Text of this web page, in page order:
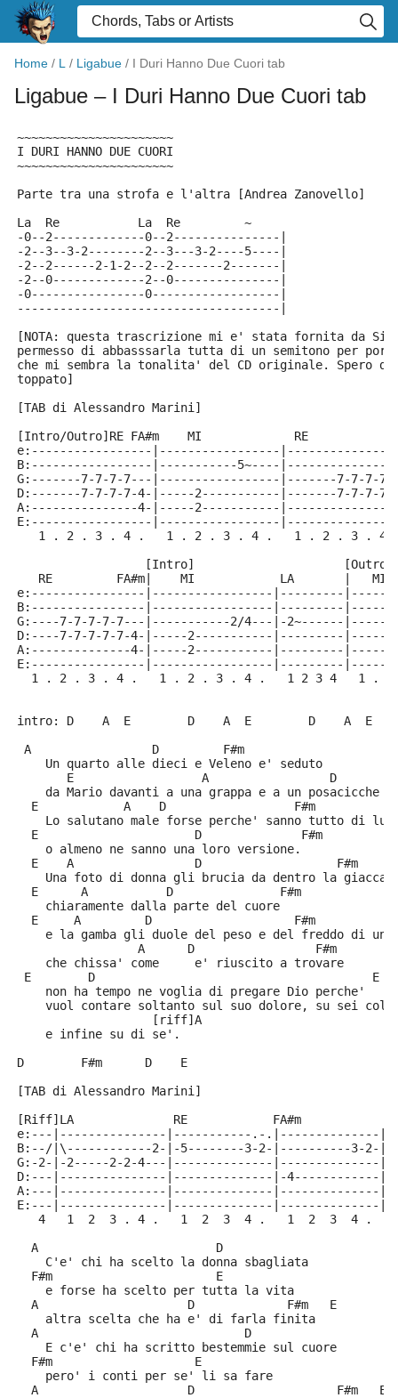
Home / L / Ligabue / I Duri Hanno Due Cuori tab
Ligabue – I Duri Hanno Due Cuori tab
~~~~~~~~~~~~~~~~~~~~~~
I DURI HANNO DUE CUORI
~~~~~~~~~~~~~~~~~~~~~~
Parte tra una strofa e l'altra [Andrea Zanovello]
La  Re           La  Re         ~
-0--2-------------0--2---------------|
-2--3--3-2--------2--3---3-2----5----|
-2--2------2-1-2--2--2-------2-------|
-2--0-------------2--0---------------|
-0----------------0------------------|
-------------------------------------|
[NOTA: questa trascrizione mi e' stata fornita da
permesso di abbasssarla tutta di un semitono per
che mi sembra la tonalita' del CD originale. Spero di
toppato]
[TAB di Alessandro Marini]
[Intro/Outro]RE FA#m    MI             RE
e:-----------------|-----------------
B:-----------------|-----------5~----
G:-------7-7-7-7---|-----------------|-------7-7-7-
D:-------7-7-7-7-4-|-----2-----------|-------7-7-7-
A:---------------4-|-----2-----------
E:-----------------|-----------------
1 . 2 . 3 . 4 .   1 . 2 . 3 . 4 .   1 . 2 . 3 . 4
                  [Intro]                     [Outro]
RE         FA#m|    MI            LA       |   MI
e:----------------|-----------------|---------
B:----------------|-----------------|---------
G:----7-7-7-7-7---|-----------2/4---|-2~------
D:----7-7-7-7-7-4-|-----2-----------|---------
A:--------------4-|-----2-----------|---------|-----
E:----------------|-----------------|---------
1 . 2 . 3 . 4 .   1 . 2 . 3 . 4 .   1 2 3 4   1 .
intro: D    A  E        D    A  E        D    A  E
A                 D         F#m
    Un quarto alle dieci e Veleno e' seduto
E                  A                 D
da Mario davanti a una grappa e a un posacicche
  E            A    D                  F#m
    Lo salutano male forse perche' sanno tutto di lui
  E                      D              F#m
    o almeno ne sanno una loro versione.
  E    A                 D                   F#m
    Una foto di donna gli brucia da dentro la giacca
  E      A           D               F#m
    chiaramente dalla parte del cuore
E     A         D                    F#m
e la gamba gli duole del peso e del freddo di un
                 A      D                 F#m
    che chissa' come     e' riuscito a trovare
E        D                                       E
    non ha tempo ne voglia di pregare Dio perche'
vuol contare soltanto sul suo dolore, su sei
                   [riff]A
    e infine su di se'.
D        F#m      D    E
[TAB di Alessandro Marini]
[Riff]LA              RE            FA#m
e:---|---------------|-----------.-.|--------------|-
B:--/|\------------2-|-5--------3-2-|----------3-2-
G:-2-|-2-----2-2-4---|--------------|--------------
D:---|---------------|--------------|-4------------
A:---|---------------|--------------|--------------
E:---|---------------|--------------|--------------
4   1  2  3 . 4 .   1  2  3  4 .   1  2  3  4 .
  A                         D
    C'e' chi ha scelto la donna sbagliata
  F#m                       E
    e forse ha scelto per tutta la vita
  A                     D             F#m   E
    altra scelta che ha e' di farla finita
  A                             D
    E c'e' chi ha scritto bestemmie sul cuore
  F#m                    E
    pero' i conti per se' li sa fare
  A                     D                    F#m   E